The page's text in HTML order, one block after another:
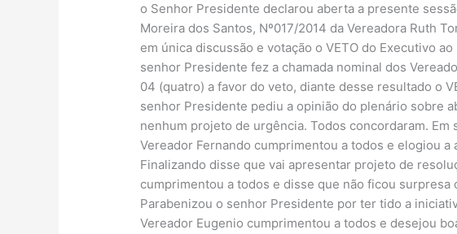
o Senhor Presidente declarou aberta a presente
Moreira dos Santos, Nº017/2014 da Vereadora Ruth
em única discussão e votação o VETO do Executivo
senhor Presidente fez a chamada nominal dos
04 (quatro) a favor do veto, diante desse resultado o
senhor Presidente pediu a opinião do plenário sobre
nenhum projeto de urgência. Todos concordaram.
Vereador Fernando cumprimentou a todos e elogiou
Finalizando disse que vai apresentar projeto de
cumprimentou a todos e disse que não ficou
Parabenizou o senhor Presidente por ter tido a
Vereador Eugenio cumprimentou a todos e desejou